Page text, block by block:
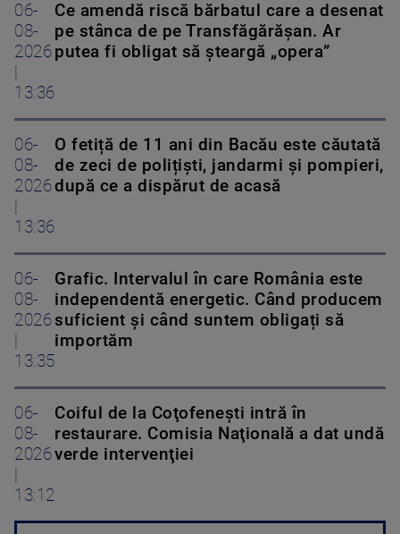
06-
08-
2026
13:36
Ce amendă riscă bărbatul care a desenat
pe stânca de pe Transfăgărășan. Ar
putea fi obligat să șteargă „opera”
06-
08-
2026
13:36
O fetiță de 11 ani din Bacău este căutată
de zeci de polițiști, jandarmi și pompieri,
după ce a dispărut de acasă
06-
08-
2026
13:35
Grafic. Intervalul în care România este
independentă energetic. Când producem
suficient și când suntem obligați să
importăm
06-
08-
2026
13:12
Coiful de la Coţofeneşti intră în
restaurare. Comisia Naţională a dat undă
verde intervenţiei